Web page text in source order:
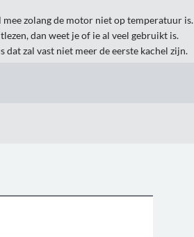
zolang de motor niet op temperatuur is.
dan weet je of ie al veel gebruikt is.
zal vast niet meer de eerste kachel zijn.